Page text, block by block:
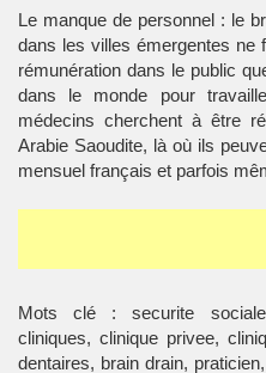
Le manque de personnel : le
dans les villes émergentes ne
rémunération dans le public
dans le monde pour
médecins cherchent à être
Arabie Saoudite, là où ils
mensuel français et parfois
Mots clé : securite
cliniques, clinique privee,
dentaires, brain drain,